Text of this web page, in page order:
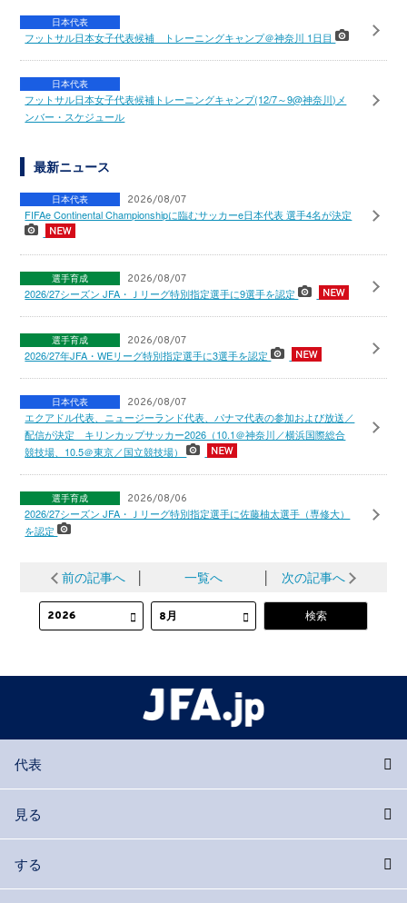
日本代表
フットサル日本女子代表候補 トレーニングキャンプ＠神奈川 1日目
日本代表
フットサル日本女子代表候補トレーニングキャンプ(12/7～9@神奈川)メ
ンバー・スケジュール
最新ニュース
日本代表 2026/08/07
FIFAe Continental Championshipに臨むサッカーe日本代表 選手4名が決定
選手育成 2026/08/07
2026/27シーズン JFA・Ｊリーグ特別指定選手に9選手を認定
選手育成 2026/08/07
2026/27年JFA・WEリーグ特別指定選手に3選手を認定
日本代表 2026/08/07
エクアドル代表、ニュージーランド代表、パナマ代表の参加および放送／
配信が決定 キリンカップサッカー2026（10.1＠神奈川／横浜国際総合
競技場、10.5＠東京／国立競技場）
選手育成 2026/08/06
2026/27シーズン JFA・Ｊリーグ特別指定選手に佐藤柚太選手（専修大）
を認定
前の記事へ 一覧へ 次の記事へ
代表
見る
する